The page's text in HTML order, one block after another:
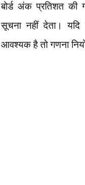
बोर्ड अंक प्रतिशत की
सूचना नहीं देता। यदि
आवश्यक है तो गणना